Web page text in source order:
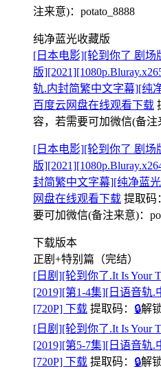
注来意)：potato_8888
纯净蓝光收藏版
[日本电影][轮到你了 剧场
版
轨.内封简繁中文字幕][纯
百度云网盘在线观看下载
容，若需要可加微信(备注
[日本电影][轮到你了 剧场
版
封简繁中文字幕][纯净蓝
网盘在线观看下载 提取码
要可加微信(备注来意)：
下载版本
正剧+特别篇（完结）
[日剧][轮到你了.It Is Your
[2019][第1-4集][日语音轨
[720P] 下载 提取码： 🔒解
[日剧][轮到你了.It Is Your
[2019][第5-7集][日语音轨
[720P] 下载 提取码： 🔒解